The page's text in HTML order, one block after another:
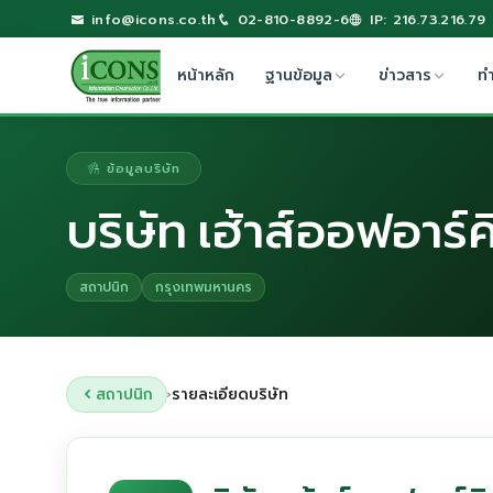
info@icons.co.th 02-810-8892-6 IP: 216.73.216.79
หน้าหลัก ฐานข้อมูล ข่าวสาร ท
ข้อมูลบริษัท
บริษัท เฮ้าส์ออฟอาร์
สถาปนิก กรุงเทพมหานคร
สถาปนิก ›รายละเอียดบริษัท